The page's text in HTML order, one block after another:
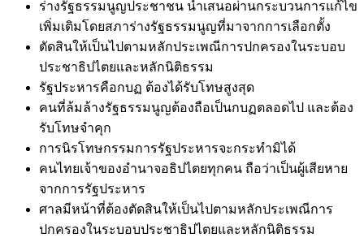
ร่างรัฐธรรมนูญประชาชน นำเสนอผ่านกระบวนการแก้ไข
เพิ่มเติมโดยสภาร่างรัฐธรรมนูญที่มาจากการเลือกตั้ง
ตัดสินให้เป็นไปตามหลักประเพณีการปกครองในระบอบ
ประชาธิปไตยและหลักนิติธรรม
รัฐประหารคือกบฏ ต้องได้รับโทษสูงสุด
คนที่ล้มล้างรัฐธรรมนูญต้องถือเป็นกบฏตลอดไป และต้อง
รับโทษจำคุก
การนิรโทษกรรมการรัฐประหารจะกระทำมิได้
คนไทยเจ้าของอำนาจอธิปไตยทุกคน ถือว่าเป็นผู้เสียหาย
จากการรัฐประหาร
ศาลมีหน้าที่ต้องตัดสินให้เป็นไปตามหลักประเพณีการ
ปกครองในระบอบประชาธิปไตยและหลักนิติธรรม